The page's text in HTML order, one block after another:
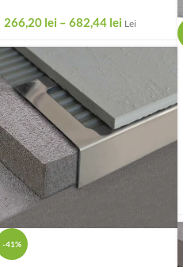
266,20 lei – 682,44 lei Lei
-41%